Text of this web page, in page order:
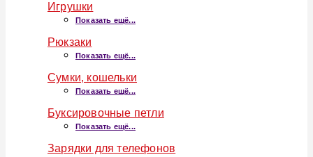
Игрушки
Показать ещё...
Рюкзаки
Показать ещё...
Сумки, кошельки
Показать ещё...
Буксировочные петли
Показать ещё...
Зарядки для телефонов